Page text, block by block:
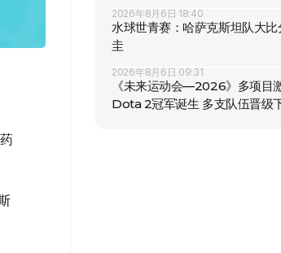
2026年8月6日 18:40
水球世青赛：哈萨克斯坦队大比
圭
2026年8月6日 09:31
《未来运动会—2026》多项目
Dota 2冠军诞生 多支队伍晋级